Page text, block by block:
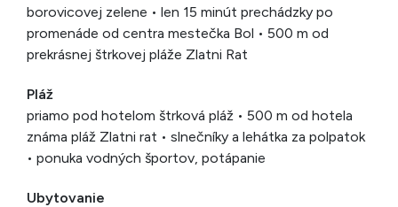
borovicovej zelene • len 15 minút prechádzky po
promenáde od centra mestečka Bol • 500 m od
prekrásnej štrkovej pláže Zlatni Rat
Pláž
priamo pod hotelom štrková pláž • 500 m od hotela
známa pláž Zlatni rat • slnečníky a lehátka za polpatok
• ponuka vodných športov, potápanie
Ubytovanie